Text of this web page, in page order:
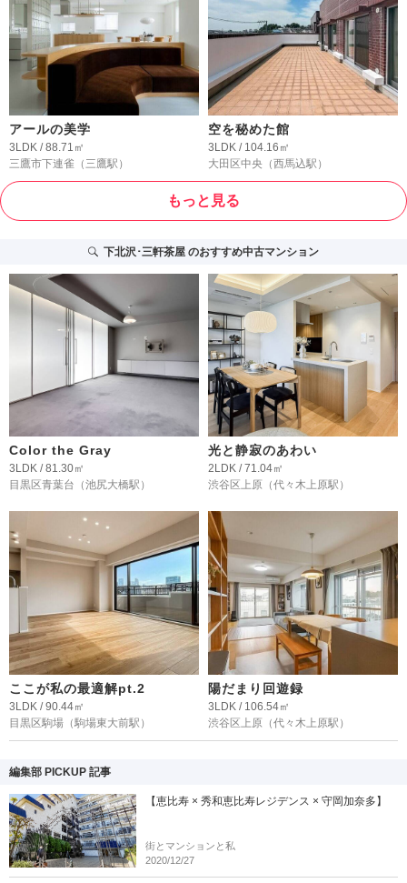
アールの美学
3LDK / 88.71㎡
三鷹市下連雀 （三鷹駅）
空を秘めた館
3LDK / 104.16㎡
大田区中央 （西馬込駅）
もっと見る
下北沢･三軒茶屋のおすすめ中古マンション
Color the Gray
3LDK / 81.30㎡
目黒区青葉台 （池尻大橋駅）
光と静寂のあわい
2LDK / 71.04㎡
渋谷区上原 （代々木上原駅）
ここが私の最適解pt.2
3LDK / 90.44㎡
目黒区駒場 （駒場東大前駅）
陽だまり回遊録
3LDK / 106.54㎡
渋谷区上原 （代々木上原駅）
編集部 PICKUP 記事
【恵比寿 × 秀和恵比寿レジデンス × 守岡加奈多】
街とマンションと私
2020/12/27